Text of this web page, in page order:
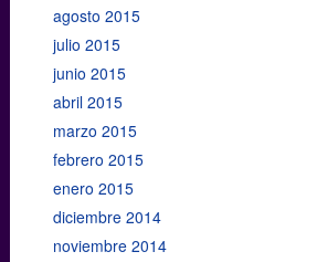
agosto 2015
julio 2015
junio 2015
abril 2015
marzo 2015
febrero 2015
enero 2015
diciembre 2014
noviembre 2014